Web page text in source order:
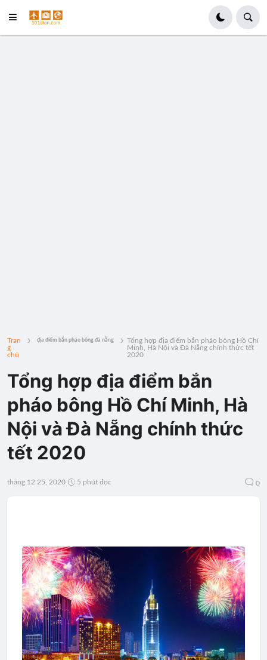
Tran
g
chủ
địa điểm bắn pháo bông đà nẵng
Tổng hợp địa điểm bắn pháo bông Hồ Chí
Minh, Hà Nội và Đà Nẵng chính thức tết
2020
Tổng hợp địa điểm bắn
pháo bông Hồ Chí Minh, Hà
Nội và Đà Nẵng chính thức
tết 2020
tháng 12 25, 2020 5 phút đọc 0